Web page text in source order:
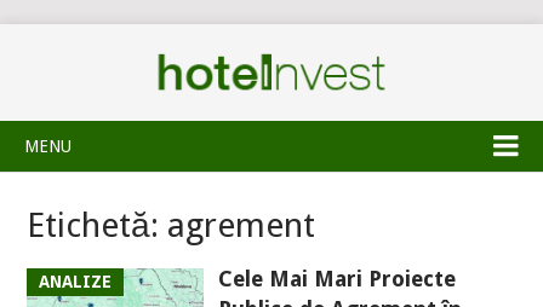
MENU
Etichetă: agrement
ANALIZE
Cele Mai Mari Proiecte